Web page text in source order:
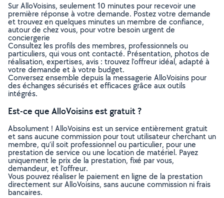
Sur AlloVoisins, seulement 10 minutes pour recevoir une
première réponse à votre demande. Postez votre demande
et trouvez en quelques minutes un membre de confiance,
autour de chez vous, pour votre besoin urgent de
conciergerie
Consultez les profils des membres, professionnels ou
particuliers, qui vous ont contacté. Présentation, photos de
réalisation, expertises, avis : trouvez l'offreur idéal, adapté à
votre demande et à votre budget.
Conversez ensemble depuis la messagerie AlloVoisins pour
des échanges sécurisés et efficaces grâce aux outils
intégrés.
Est-ce que AlloVoisins est gratuit ?
Absolument ! AlloVoisins est un service entièrement gratuit
et sans aucune commission pour tout utilisateur cherchant un
membre, qu’il soit professionnel ou particulier, pour une
prestation de service ou une location de matériel. Payez
uniquement le prix de la prestation, fixé par vous,
demandeur, et l’offreur.
Vous pouvez réaliser le paiement en ligne de la prestation
directement sur AlloVoisins, sans aucune commission ni frais
bancaires.